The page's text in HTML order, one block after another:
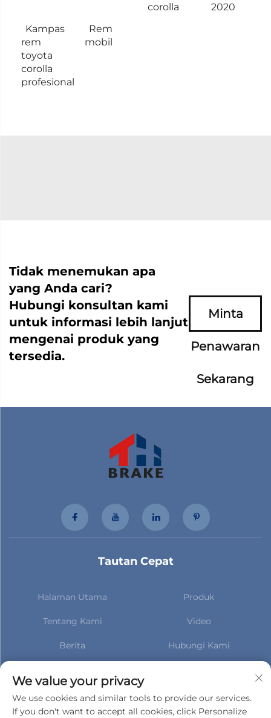
corolla
2020
Kampas
rem
toyota
corolla
profesional
Rem
mobil
Tidak menemukan apa
yang Anda cari?
Hubungi konsultan kami
untuk informasi lebih lanjut
mengenai produk yang
tersedia.
Minta
Penawaran
Sekarang
Tautan Cepat
Halaman Utama Produk
Tentang Kami Video
Berita Hubungi Kami
mendapatkan informasi
terbaru tentang berita kami
We value your privacy
We use cookies and similar tools to provide our services.
If you don't want to accept all cookies, click Personalize